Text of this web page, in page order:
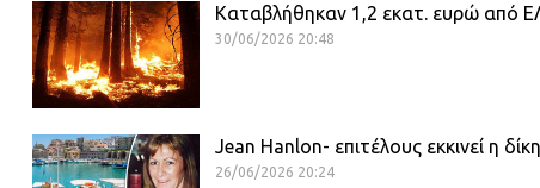
Καταβλήθηκαν 1,2 εκατ. ευρώ από
30/06/2026 20:48
Jean Hanlon- επιτέλους εκκινεί η
26/06/2026 20:24